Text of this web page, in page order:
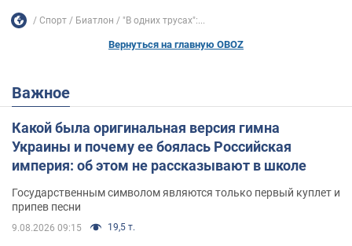
Спорт Биатлон "В одних трусах":...
Вернуться на главную OBOZ
Важное
Какой была оригинальная версия гимна
Украины и почему ее боялась Российская
империя: об этом не рассказывают в школе
Государственным символом являются только первый куплет и
припев песни
9.08.2026 09:15 19,5 т.